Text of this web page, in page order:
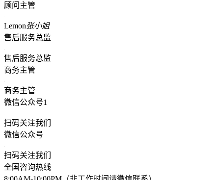
顾问主管
Lemon张小姐
售后服务总监
售后服务总监
商务主管
商务主管
微信公众号1
扫码关注我们
微信公众号
扫码关注我们
全国咨询热线